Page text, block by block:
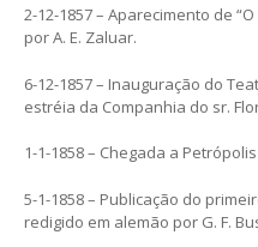
2-12-1857 – Aparecimento de
por A. E. Zaluar.
6-12-1857 – Inauguração do
estréia da Companhia do sr.
1-1-1858 – Chegada a
5-1-1858 – Publicação do
redigido em alemão por G. F.